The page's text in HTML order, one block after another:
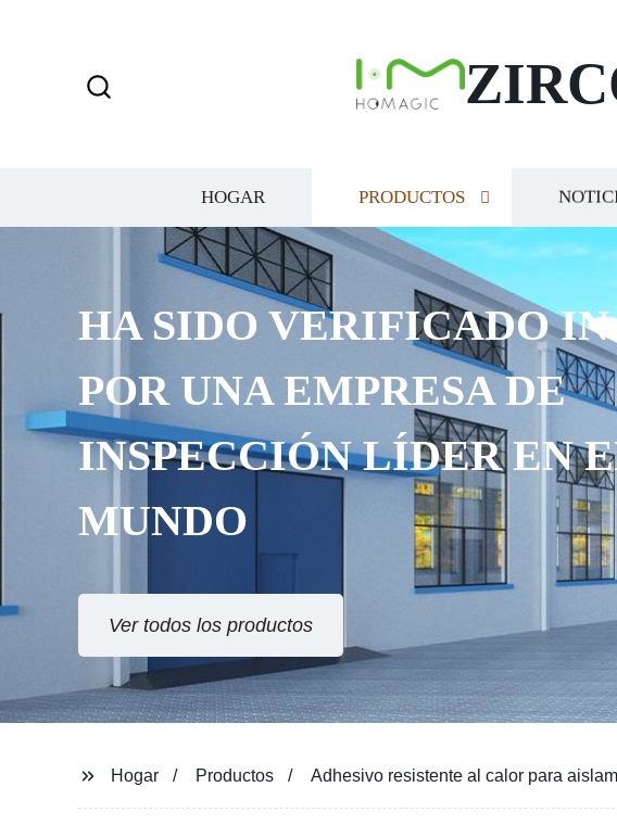
HOGAR PRODUCTOS
HA SIDO VERIFICADO
POR UNA EMPRESA DE
INSPECCIÓN LÍDER EN
MUNDO
Ver todos los productos
Hogar Productos Adhesivo resistente al calor para